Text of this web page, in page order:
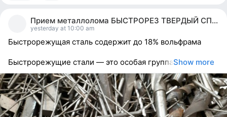
Прием металлолома БЫСТРОРЕЗ ТВЕРДЫЙ СПЛАВ ВК ТК
yesterday at 10:00 am
Быстрорежущая сталь содержит до 18% вольфрама
Быстрорежущие стали — это особая группаShow more